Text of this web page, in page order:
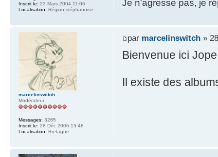
Je n'agresse pas, je
Inscrit le: 23 Mars 2004 11:06
Localisation: Région stéphanoise
par marcelinswitch»
Bienvenue ici
Il existe des
marcelinswitch
Modérateur
Messages: 3265
Inscrit le: 28 Déc 2006 15:48
Localisation: Bretagne